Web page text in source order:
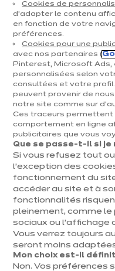
Noires
Bois
Mates
Par
En L
En U
Linéaires
Par style
Modernes
Bohèmes
Inspirations &
Le blog ixina
Style,
Cookies de
d’adapter le contenu
en fonction de votre
préférences.
Cookies pour une
avec nos partenaires (
Pinterest, Microsoft Ads,
personnalisées selon
consultées et votre
peuvent provenir de
notre site comme sur
Ces traceurs permettent
comportement en ligne
publicitaires que vous
Que se passe-t-il si je
Si vous refusez tout
l’exception des
fonctionnement du
accéder au site et à
fonctionnalités
pleinement, comme le
sociaux ou l’affichage
Vous verrez toujours
seront moins
Mon choix est-il
Non. Vos préférences